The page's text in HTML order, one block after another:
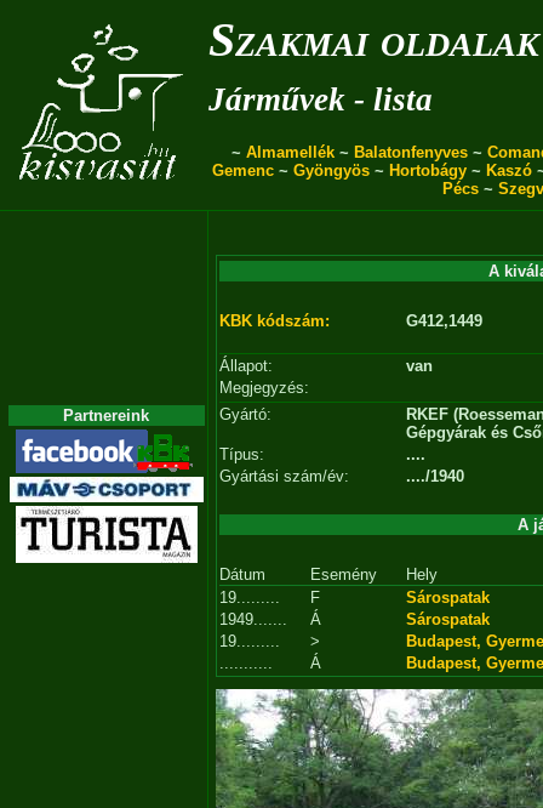
Szakmai oldalak
Járművek - lista
~ Almamellék ~ Balatonfenyves ~
Gemenc ~ Gyöngyös ~ Hortobágy ~ Kaszó
Pécs ~
Partnereink
A
KBK kódszám: G412,1449
Állapot:
van
Megjegyzés:
Gyártó:
RKEF
Gépgyárak és
Típus:
....
Gyártási szám/év:
..../1940
A
Dátum Esemény
Hely
19.........
F
Sárospatak
1949.......
Á
Sárospatak
19.........
>
Budapest,
...........
Á Budapest,